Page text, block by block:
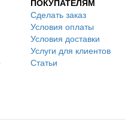
ПОКУПАТЕЛЯМ
Сделать заказ
Условия оплаты
Условия доставки
Услуги для клиентов
Статьи